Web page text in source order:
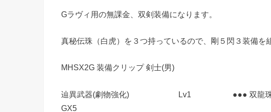
Gラヴィ用の無課金、双剣装備になります。
真秘伝珠（白虎）を３つ持っているので、剛５閃３装備を
MHSX2G 装備クリップ 剣士(男)
辿異武器(劇物強化) Lv1 ●●● 双龍珠GX・朱
GX5